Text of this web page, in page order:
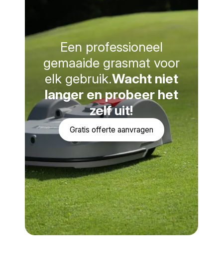
Een professioneel
gemaaide grasmat voor
elk gebruik.Wacht niet
langer en probeer het
zelf uit!
Gratis offerte aanvragen